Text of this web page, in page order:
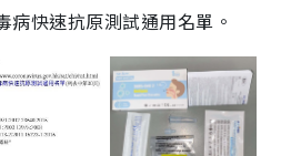
病快速抗原測試通用名單。